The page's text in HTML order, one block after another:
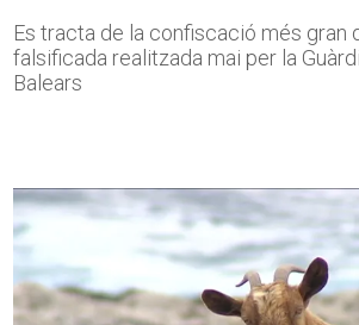
Es tracta de la confiscació més gran
falsificada realitzada mai per la
Balears